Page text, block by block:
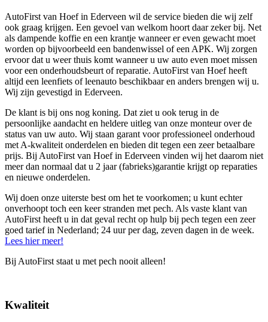
AutoFirst van Hoef in Ederveen wil de service bieden die wij zelf
ook graag krijgen. Een gevoel van welkom hoort daar zeker bij. Net
als dampende koffie en een krantje wanneer er even gewacht moet
worden op bijvoorbeeld een bandenwissel of een APK. Wij zorgen
ervoor dat u weer thuis komt wanneer u uw auto even moet missen
voor een onderhoudsbeurt of reparatie. AutoFirst van Hoef heeft
altijd een leenfiets of leenauto beschikbaar en anders brengen wij u.
Wij zijn gevestigd in Ederveen.
De klant is bij ons nog koning. Dat ziet u ook terug in de
persoonlijke aandacht en heldere uitleg van onze monteur over de
status van uw auto. Wij staan garant voor professioneel onderhoud
met A-kwaliteit onderdelen en bieden dit tegen een zeer betaalbare
prijs. Bij AutoFirst van Hoef in Ederveen vinden wij het daarom niet
meer dan normaal dat u 2 jaar (fabrieks)garantie krijgt op reparaties
en nieuwe onderdelen.
Wij doen onze uiterste best om het te voorkomen; u kunt echter
onverhoopt toch een keer stranden met pech. Als vaste klant van
AutoFirst heeft u in dat geval recht op hulp bij pech tegen een zeer
goed tarief in Nederland; 24 uur per dag, zeven dagen in de week.
Lees hier meer!
Bij AutoFirst staat u met pech nooit alleen!
Kwaliteit